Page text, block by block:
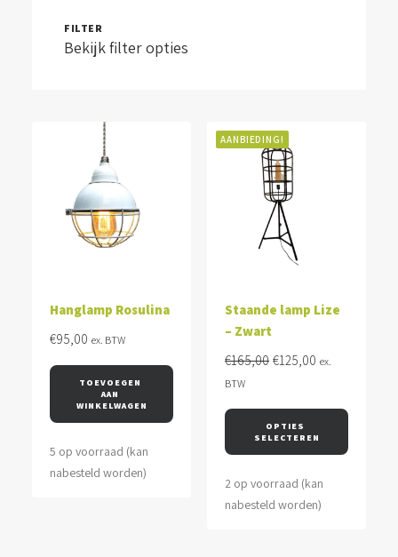
FILTER
Bekijk filter opties
Hanglamp Rosulina
€95,00 ex. BTW
TOEVOEGEN
AAN
WINKELWAGEN
5 op voorraad (kan
nabesteld worden)
AANBIEDING!
Staande lamp Lize
– Zwart
€165,00 Oorspronkelijke
€165,00.
€125,00 Huidige
€125,00.
ex.
BTW
OPTIES
SELECTEREN
2 op voorraad (kan
nabesteld worden)